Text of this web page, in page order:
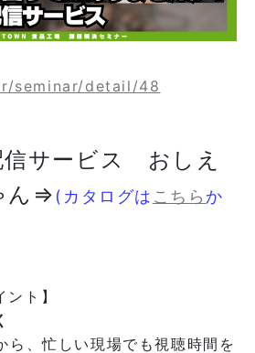
seminar/detail/48
信サービス おしえ
ん⇒ (カタログは こちら か
ント】
、忙しい現場でも視聴時間を